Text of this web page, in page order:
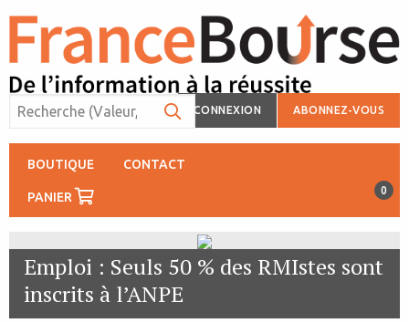
CONNEXION ABONNEZ-VOUS
BOUTIQUE CONTACT
PANIER 0
Emploi : Seuls 50 % des RMIstes sont
inscrits à l’ANPE